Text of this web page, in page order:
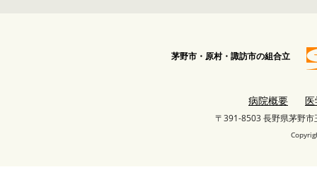
茅野市・原村・諏訪市の組合立
病院概要
〒391-8503 長野県茅野